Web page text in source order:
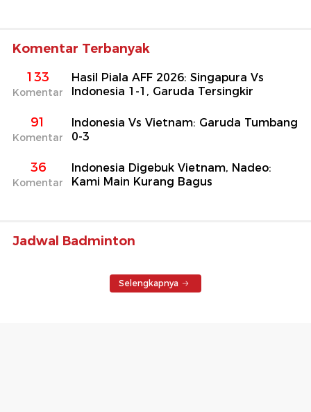
Komentar Terbanyak
133
Komentar
Hasil Piala AFF 2026: Singapura Vs
Indonesia 1-1, Garuda Tersingkir
91
Komentar
Indonesia Vs Vietnam: Garuda Tumbang
0-3
36
Komentar
Indonesia Digebuk Vietnam, Nadeo:
Kami Main Kurang Bagus
Jadwal Badminton
Selengkapnya